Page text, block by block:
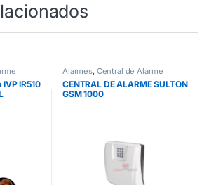
IR510
Alarmes, Central de Alarme
CENTRAL DE ALARME SULTON
GSM 1000